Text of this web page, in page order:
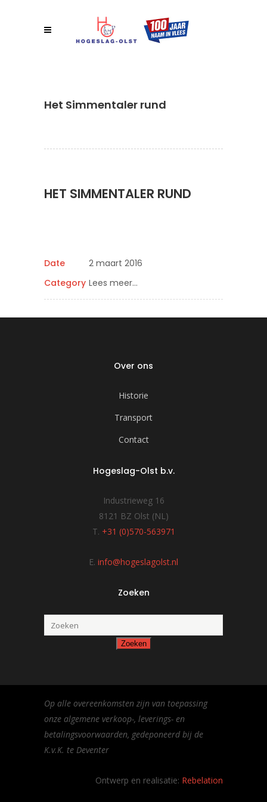
Het Simmentaler rund
HET SIMMENTALER RUND
Date
2 maart 2016
Category Lees meer...
Over ons
Historie
Transport
Contact
Hogeslag-Olst b.v.
Industrieweg 16
8121 BZ Olst (NL)
T. +31 (0)570-563971
E. info@hogeslagolst.nl
Zoeken
Op alle overeenkomsten zijn van toepassing
onze algemene verkoop-, leverings- en
betalingsvoorwaarden, gedeponeerd bij de
K.v.K. te Deventer
Ontwerp en realisatie: Rebelation